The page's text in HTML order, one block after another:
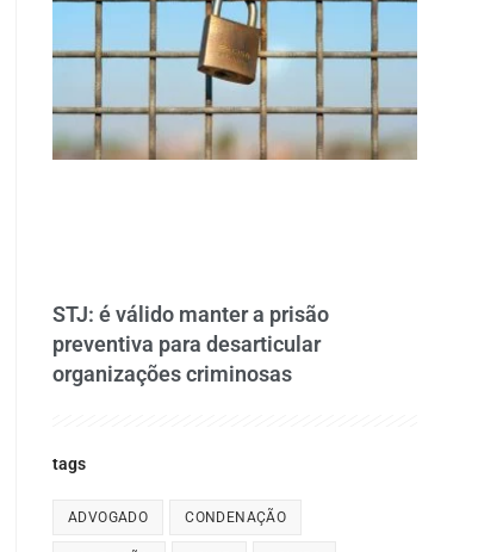
STJ: é válido manter a prisão
preventiva para desarticular
organizações criminosas
tags
ADVOGADO CONDENAÇÃO